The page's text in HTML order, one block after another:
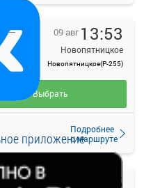
09 авг 13:53
Новопятницкое
Новопятницкое(Р-255)
Подробнее
о маршруте
Выбрать
16:15
приложение